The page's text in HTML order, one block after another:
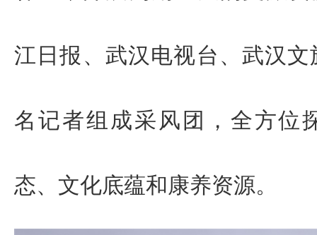
江日报、武汉电视台、武汉
名记者组成采风团，全方位
态、文化底蕴和康养资源。